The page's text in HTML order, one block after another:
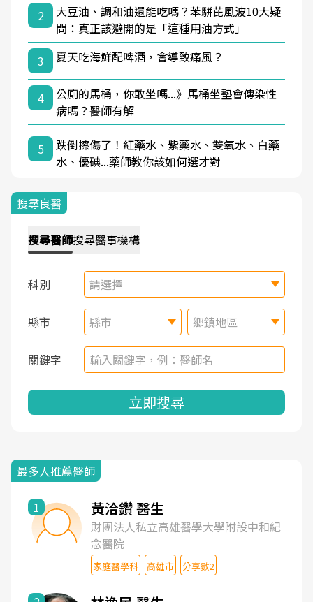
2
大豆油、調和油還能吃嗎？苯駢芘風波10大疑
問：真正該避開的是「這種用油方式」
3
夏天吃海鮮配啤酒，會導致痛風？
4
公廁的馬桶，你敢坐嗎...》馬桶坐墊會傳染性
病嗎？醫師有解
5
跌倒擦傷了！紅藥水、紫藥水、雙氧水、白藥
水、優碘...藥師教你該如何選才對
搜尋良醫
搜尋醫師搜尋醫事機構
科別 請選擇
縣市 縣市 鄉鎮地區
關鍵字
立即搜尋
最多人推薦醫師
1 黃洽鑽 醫生
財團法人私立高雄醫學大學附設中和紀
念醫院
家庭醫學科 高雄市 分享數2